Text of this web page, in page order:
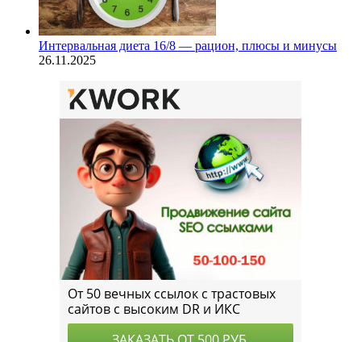
Интервальная диета 16/8 — рацион, плюсы и минусы
26.11.2025